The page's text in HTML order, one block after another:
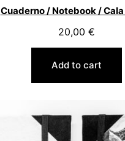
Cuaderno / Notebook /
20,00 €
Add to cart